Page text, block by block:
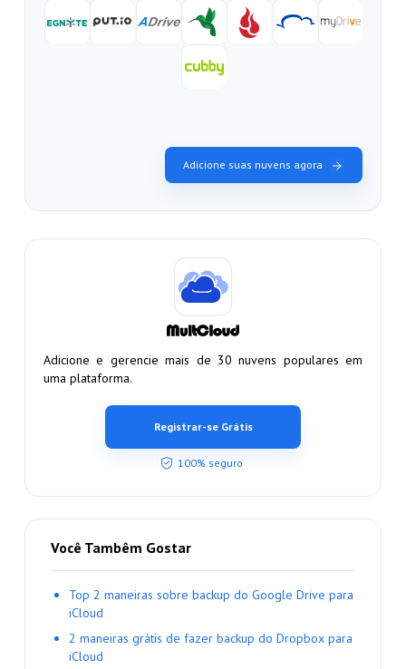
Adicione suas nuvens agora
Adicione e gerencie mais de 30 nuvens populares em
uma plataforma.
Registrar-se Grátis
100% seguro
Você Tambêm Gostar
Top 2 maneiras sobre backup do Google Drive para
iCloud
2 maneiras grátis de fazer backup do Dropbox para
iCloud